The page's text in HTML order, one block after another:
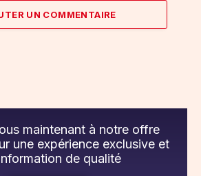
UN COMMENTAIRE
maintenant à notre offre
une expérience exclusive et
de qualité